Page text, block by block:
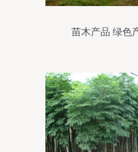
苗木产品 绿色